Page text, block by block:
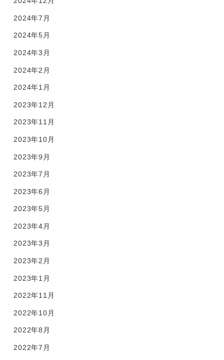
2024年7月
2024年5月
2024年3月
2024年2月
2024年1月
2023年12月
2023年11月
2023年10月
2023年9月
2023年7月
2023年6月
2023年5月
2023年4月
2023年3月
2023年2月
2023年1月
2022年11月
2022年10月
2022年8月
2022年7月